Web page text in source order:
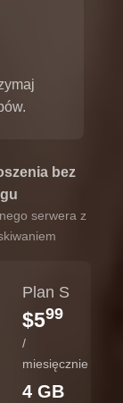
bez
serwera z
Plan S
$599
/
miesięcznie
4 GB